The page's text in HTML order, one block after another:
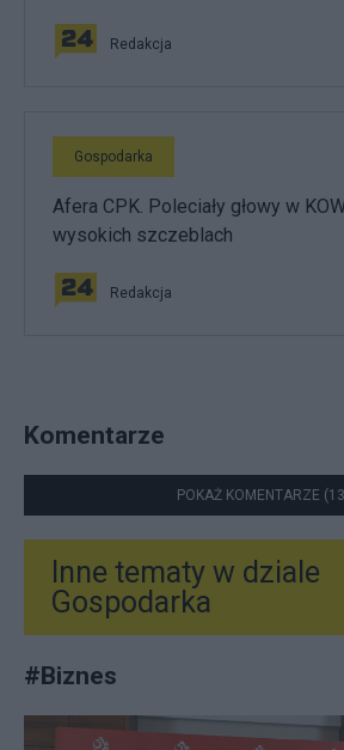
Redakcja
Gospodarka
Afera CPK. Poleciały głowy w
wysokich szczeblach
Redakcja
Komentarze
POKAŻ KOMENTARZE
Inne tematy w dziale
Gospodarka
#Biznes